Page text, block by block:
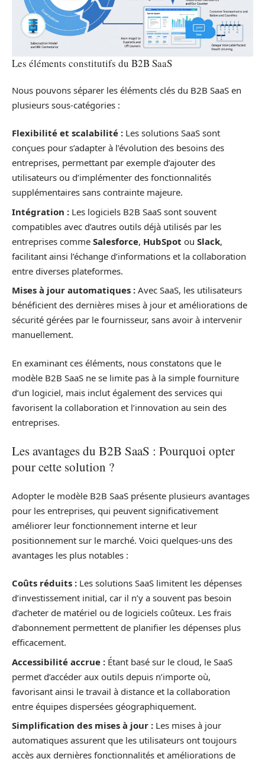
Les éléments constitutifs du B2B SaaS
Nous pouvons séparer les éléments clés du B2B SaaS en
plusieurs sous-catégories :
Flexibilité et scalabilité : Les solutions SaaS sont
conçues pour s’adapter à l’évolution des besoins des
entreprises, permettant par exemple d’ajouter des
utilisateurs ou d’implémenter des fonctionnalités
supplémentaires sans contrainte majeure.
Intégration : Les logiciels B2B SaaS sont souvent
compatibles avec d’autres outils déjà utilisés par les
entreprises comme Salesforce, HubSpot ou Slack,
facilitant ainsi l’échange d’informations et la collaboration
entre diverses plateformes.
Mises à jour automatiques : Avec SaaS, les utilisateurs
bénéficient des dernières mises à jour et améliorations de
sécurité gérées par le fournisseur, sans avoir à intervenir
manuellement.
En examinant ces éléments, nous constatons que le
modèle B2B SaaS ne se limite pas à la simple fourniture
d’un logiciel, mais inclut également des services qui
favorisent la collaboration et l’innovation au sein des
entreprises.
Les avantages du B2B SaaS : Pourquoi opter
pour cette solution ?
Adopter le modèle B2B SaaS présente plusieurs avantages
pour les entreprises, qui peuvent significativement
améliorer leur fonctionnement interne et leur
positionnement sur le marché. Voici quelques-uns des
avantages les plus notables :
Coûts réduits : Les solutions SaaS limitent les dépenses
d’investissement initial, car il n’y a souvent pas besoin
d’acheter de matériel ou de logiciels coûteux. Les frais
d’abonnement permettent de planifier les dépenses plus
efficacement.
Accessibilité accrue : Étant basé sur le cloud, le SaaS
permet d’accéder aux outils depuis n’importe où,
favorisant ainsi le travail à distance et la collaboration
entre équipes dispersées géographiquement.
Simplification des mises à jour : Les mises à jour
automatiques assurent que les utilisateurs ont toujours
accès aux dernières fonctionnalités et améliorations de